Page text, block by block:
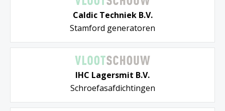
Caldic Techniek B.V.
Stamford generatoren
IHC Lagersmit B.V.
Schroefasafdichtingen